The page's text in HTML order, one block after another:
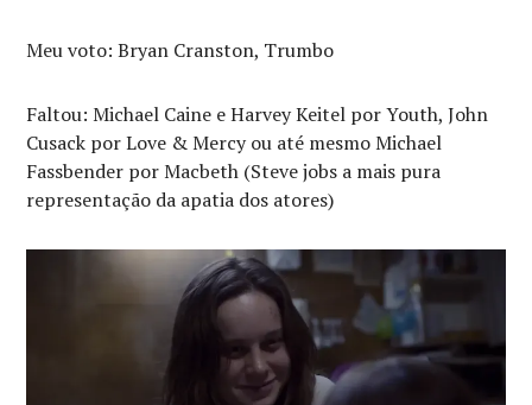
Meu voto: Bryan Cranston, Trumbo
Faltou: Michael Caine e Harvey Keitel por Youth, John
Cusack por Love & Mercy ou até mesmo Michael
Fassbender por Macbeth (Steve jobs a mais pura
representação da apatia dos atores)